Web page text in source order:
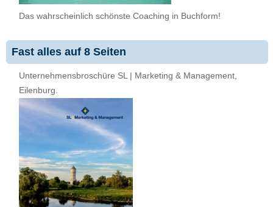
Das wahrscheinlich schönste Coaching in Buchform!
Fast alles auf 8 Seiten
Unternehmensbroschüre SL | Marketing & Management,
Eilenburg.